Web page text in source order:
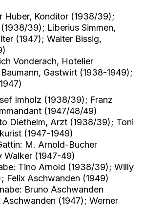
Huber, Konditor (1938/39);
39); Liberius Simmen,
(1947); Walter Bissig,
Vonderach, Hotelier
Gastwirt (1938-1949);
Imholz (1938/39); Franz
(1947/48/49)
Diethelm, Arzt (1938/39); Toni
(1947-1949)
M. Arnold-Bucher
(1947-49)
Tino Arnold (1938/39); Willy
Felix Aschwanden (1949)
Bruno Aschwanden
(1947); Werner